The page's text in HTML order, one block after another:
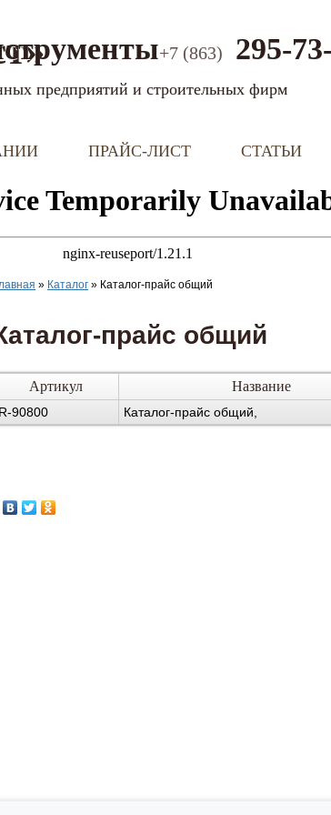
предприятий и строительных фирм
+7 (863) 295-
ПРАЙС-ЛИСТ СТАТЬИ
» Каталог » Каталог-прайс общий
прайс общий
Артикул Название
R-90800 Каталог-прайс общий,